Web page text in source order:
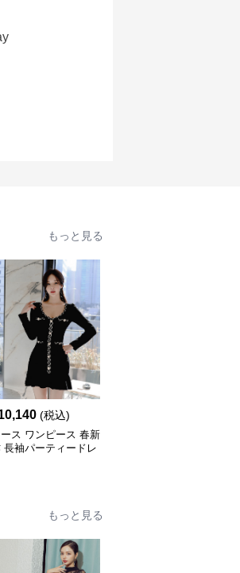
もっと見る
(税込)
ース ワンピース 春新
長袖パーティードレ
もっと見る